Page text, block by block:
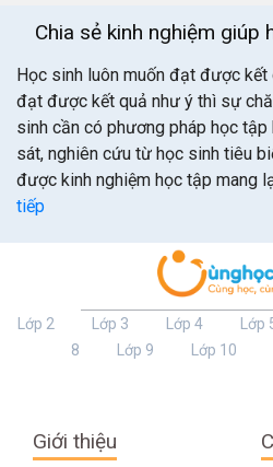
hỏi đó? Hãy cùng khám
những công cụ hữu ích
nhất dành cho game thủ
LOL.
Chia sẻ kinh nghiệm giúp
Học sinh luôn muốn đạt được
đạt được kết quả như ý thì sự
sinh cần có phương pháp học tập
sát, nghiên cứu từ học sinh tiêu
được kinh nghiệm học tập mang
tiếp
Lớp 2 Lớp 3 Lớp 4 Lớp
8
Lớp 9 Lớp 10
Giới thiệu